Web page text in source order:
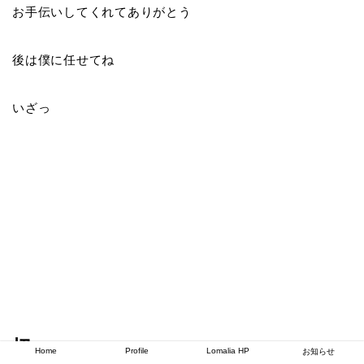
お手伝いしてくれてありがとう
後は僕に任せてね
いざっ
切 Home Profile Lomalia HP お知らせ